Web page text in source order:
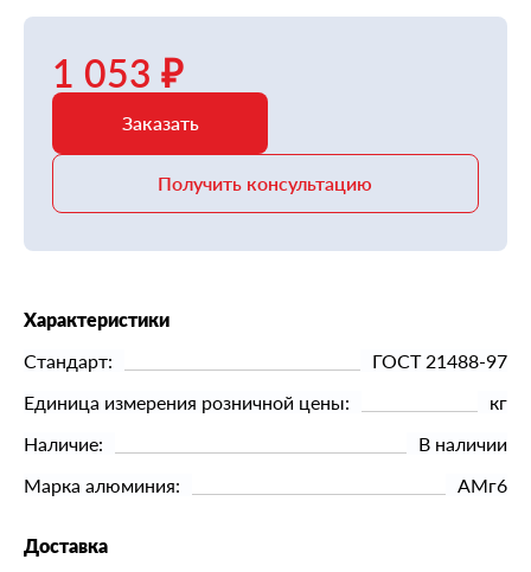
1 053 ₽
Заказать
Получить консультацию
Характеристики
Стандарт:
ГОСТ 21488-97
Единица измерения розничной цены:
кг
Наличие:
В наличии
Марка алюминия:
АМг6
Доставка